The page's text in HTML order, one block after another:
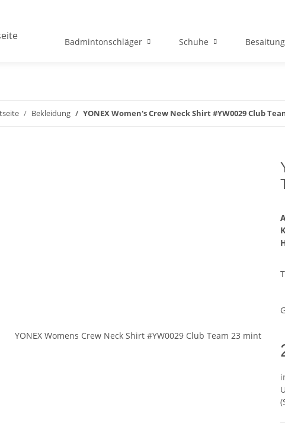
Badmintonschläger Schuhe Besaitung
Bekleidung YONEX Women's Crew Neck Shirt #YW0029 Club